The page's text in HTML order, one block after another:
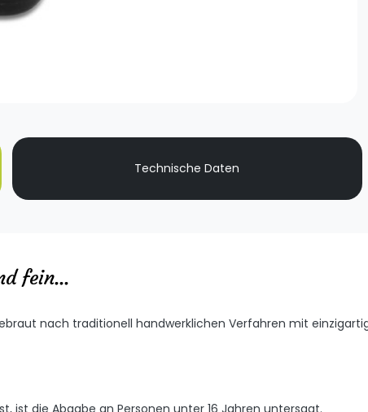
Technische Daten
fein...
nach traditionell handwerklichen Verfahren mit
ist die Abgabe an Personen unter 16 Jahren untersagt.